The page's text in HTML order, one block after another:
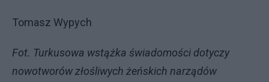
Tomasz Wypych
Fot. Turkusowa wstążka świadomości dotyczy
nowotworów złośliwych żeńskich narządów